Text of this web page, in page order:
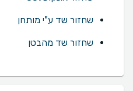
שחזור שד ע"י מותחן
שחזור שד מהבטן